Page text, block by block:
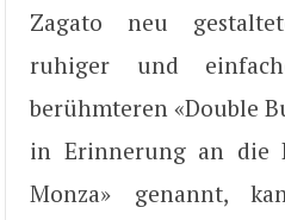
Zagato neu
ruhiger und
berühmteren «Double
in Erinnerung an die
Monza» genannt,